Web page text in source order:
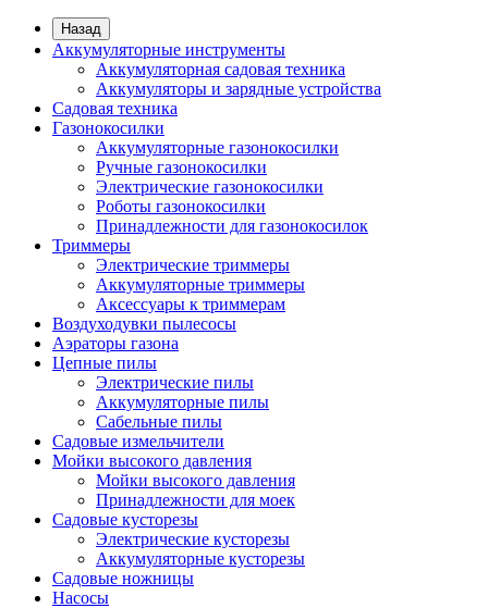
Назад
Аккумуляторные инструменты
Аккумуляторная садовая техника
Аккумуляторы и зарядные устройства
Садовая техника
Газонокосилки
Аккумуляторные газонокосилки
Ручные газонокосилки
Электрические газонокосилки
Роботы газонокосилки
Принадлежности для газонокосилок
Триммеры
Электрические триммеры
Аккумуляторные триммеры
Аксессуары к триммерам
Воздуходувки пылесосы
Аэраторы газона
Цепные пилы
Электрические пилы
Аккумуляторные пилы
Сабельные пилы
Садовые измельчители
Мойки высокого давления
Mойки высокого давления
Принадлежности для моек
Садовые кусторезы
Электрические кусторезы
Аккумуляторные кусторезы
Садовые ножницы
Насосы